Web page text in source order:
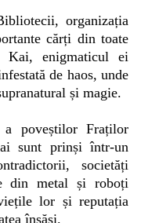
organizația
cărți din toate
Kai, enigmaticul ei
de haos, unde
și magie.
a poveștilor Fraților
sunt prinși într-un
societăți
din metal și roboți
lor și reputația
însăși.